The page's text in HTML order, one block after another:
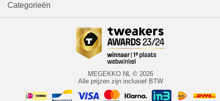
Categorieën
MEGEKKO.NL © 2026
Alle prijzen zijn inclusief BTW